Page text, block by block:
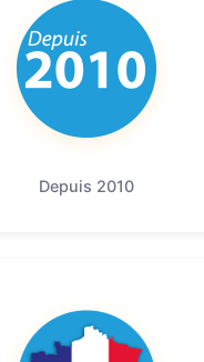
Depuis 2010